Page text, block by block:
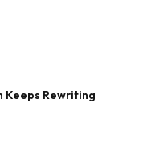
Keeps Rewriting